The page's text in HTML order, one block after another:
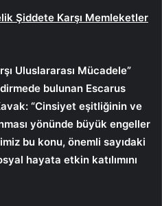
Şiddete Karşı Memleketler
Uluslararası Mücadele”
bulunan Escarus
“Cinsiyet eşitliğinin ve
yönünde büyük engeller
bu konu, önemli sayıdaki
hayata etkin katılımını